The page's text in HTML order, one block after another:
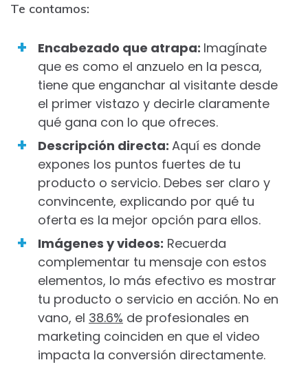
Te contamos:
Encabezado que atrapa: Imagínate
que es como el anzuelo en la pesca,
tiene que enganchar al visitante desde
el primer vistazo y decirle claramente
qué gana con lo que ofreces.
Descripción directa: Aquí es donde
expones los puntos fuertes de tu
producto o servicio. Debes ser claro y
convincente, explicando por qué tu
oferta es la mejor opción para ellos.
Imágenes y videos: Recuerda
complementar tu mensaje con estos
elementos, lo más efectivo es mostrar
tu producto o servicio en acción. No en
vano, el 38.6% de profesionales en
marketing coinciden en que el video
impacta la conversión directamente.